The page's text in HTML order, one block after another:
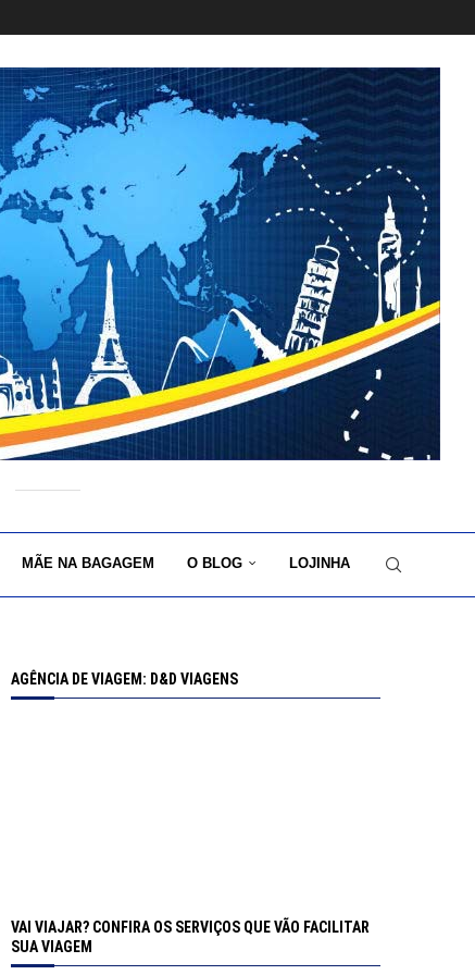
MÃE NA BAGAGEM O BLOG LOJINHA
AGÊNCIA DE VIAGEM: D&D VIAGENS
VAI VIAJAR? CONFIRA OS SERVIÇOS QUE VÃO FACILITAR
SUA VIAGEM